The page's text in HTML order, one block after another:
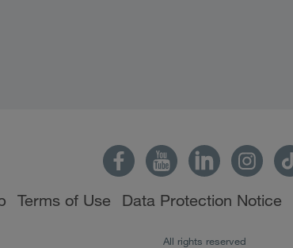
Terms of Use Data Protection Notice
All rights reserved